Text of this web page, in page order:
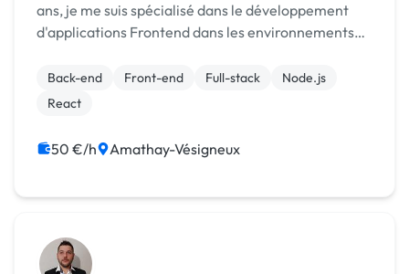
ans, je me suis spécialisé dans le développement
d'applications Frontend dans les environnements
permis de développer une bonne connaissance de
la ...
Back-end Front-end Full-stack
Node.js
React
50 €/h Amathay-Vésigneux